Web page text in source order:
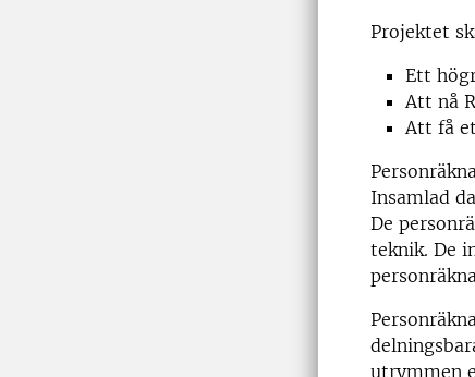
Projektet
Ett
Att nå
Att få
Insamlad
De
teknik. De
utrymmen